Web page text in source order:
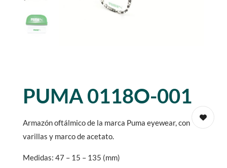
PUMA 0118O-001
Armazón oftálmico de la marca Puma eyewear, con
varillas y marco de acetato.
Medidas: 47 – 15 – 135 (mm)